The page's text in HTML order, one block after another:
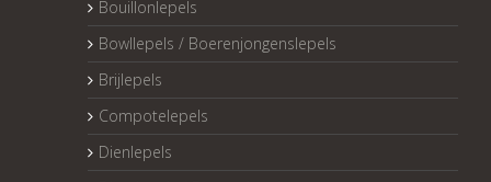
Bouillonlepels
Bowllepels / Boerenjongenslepels
Brijlepels
Compotelepels
Dienlepels